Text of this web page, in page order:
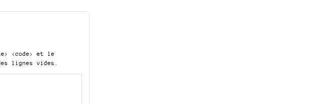
<code>
et le
lignes vides.